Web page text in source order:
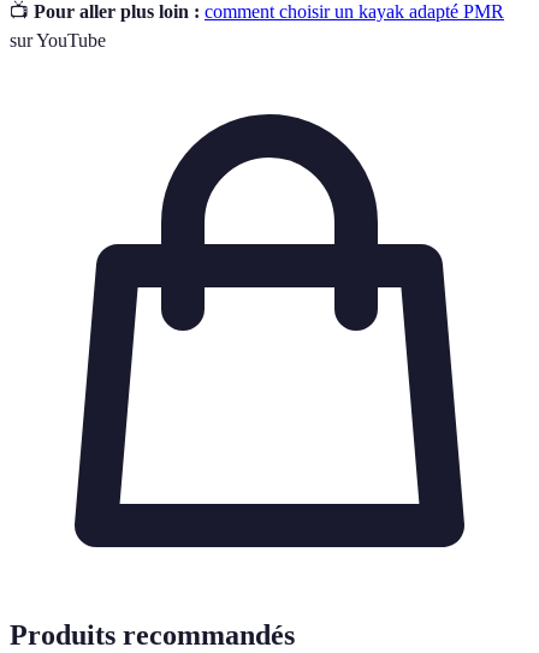
📺 Pour aller plus loin : comment choisir un kayak adapté PMR
sur YouTube
Produits recommandés